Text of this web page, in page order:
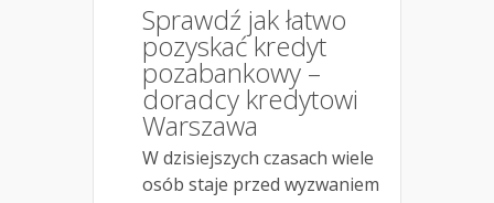
Sprawdź jak łatwo
pozyskać kredyt
pozabankowy –
doradcy kredytowi
Warszawa
W dzisiejszych czasach wiele
osób staje przed wyzwaniem